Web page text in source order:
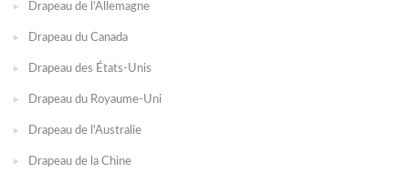
Drapeau de l'Allemagne
Drapeau du Canada
Drapeau des États-Unis
Drapeau du Royaume-Uni
Drapeau de l'Australie
Drapeau de la Chine